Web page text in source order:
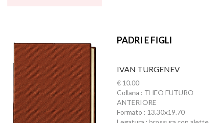
PADRI E FIGLI
IVAN TURGENEV
€ 10.00
Collana : THEO FUTURO
ANTERIORE
Formato : 13.30x19.70